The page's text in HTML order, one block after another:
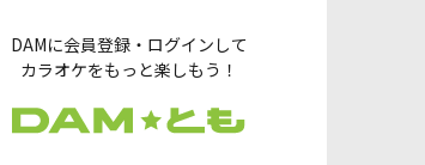
DAMに会員登録・ログインして
カラオケをもっと楽しもう！